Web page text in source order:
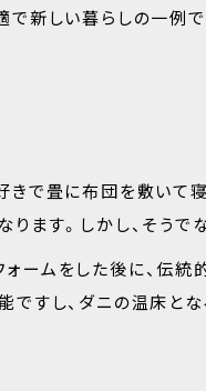
新しい暮らしの一例
で畳に布団を敷いて
ます。しかし、そうで
ームをした後に、伝統
すし、ダニの温床と